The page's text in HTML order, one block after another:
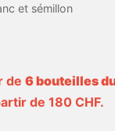
et sémillon
de 6 bouteilles
de 180 CHF.